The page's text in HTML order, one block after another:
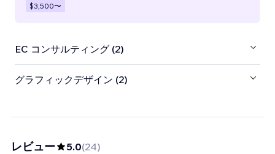
$3,500〜
EC コンサルティング (2)
グラフィックデザイン (2)
レビュー 5.0(24)